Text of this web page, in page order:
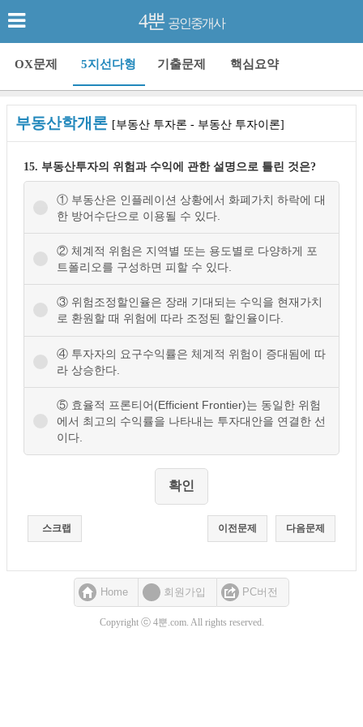
4뿐 공인중개사
OX문제 5지선다형 기출문제 핵심요약
부동산학개론 [부동산 투자론 - 부동산 투자이론]
15. 부동산투자의 위험과 수익에 관한 설명으로 틀린 것은?
① 부동산은 인플레이션 상황에서 화폐가치 하락에 대
한 방어수단으로 이용될 수 있다.
② 체계적 위험은 지역별 또는 용도별로 다양하게 포
트폴리오를 구성하면 피할 수 있다.
③ 위험조정할인율은 장래 기대되는 수익을 현재가치
로 환원할 때 위험에 따라 조정된 할인율이다.
④ 투자자의 요구수익률은 체계적 위험이 증대됨에 따
라 상승한다.
⑤ 효율적 프론티어(Efficient Frontier)는 동일한 위험
에서 최고의 수익률을 나타내는 투자대안을 연결한 선
이다.
스크랩 다음문제
이전문제
Home 회원가입 PC버전
Copyright ⓒ 4뿐.com. All rights reserved.